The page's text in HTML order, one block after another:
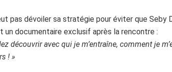
pas dévoiler sa stratégie pour éviter que Seby
un documentaire exclusif après la rencontre :
découvrir avec qui je m’entraîne, comment je
! »